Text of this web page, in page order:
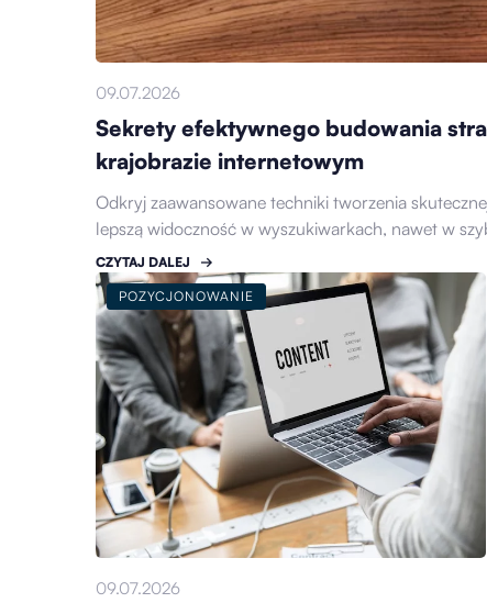
09.07.2026
Sekrety efektywnego budowania
krajobrazie internetowym
Odkryj zaawansowane techniki tworzenia
lepszą widoczność w wyszukiwarkach, nawet w
CZYTAJ DALEJ
POZYCJONOWANIE
09.07.2026